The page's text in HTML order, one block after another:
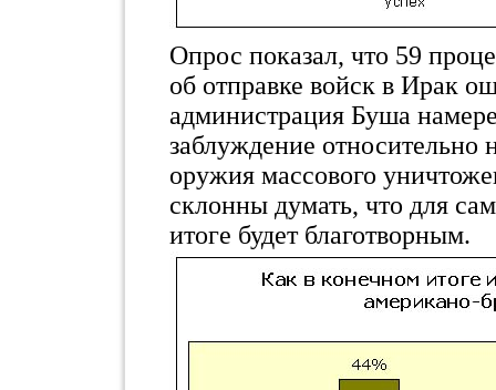
Опрос показал, что 59
об отправке войск в Ирак
администрация Буша
заблуждение
оружия массового
склонны думать, что для
итоге будет благотворным.